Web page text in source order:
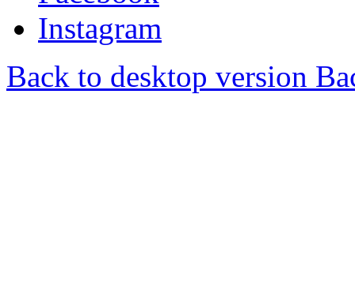
Instagram
Back to desktop version